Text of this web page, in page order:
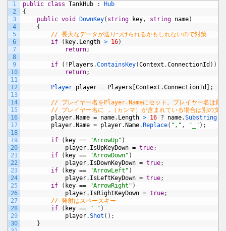
1
2
3
4
5
6
7
8
9
10
11
12
13
14
15
16
17
18
19
20
21
22
23
24
25
26
27
28
29
30
public class TankHub :
Hub
{
public void DownKey( string key, string name)
{
// 長大なデータが送りつけられるかもしれないので対策
if
( key. Length > 16)
return;
if ( ! Players .ContainsKey(Context .ConnectionId ) )
return;
Player player = Players Context .ConnectionId ;
// プレイヤー名をPlayer.Nameにセット。プレイヤー名は最
// プレイヤー名に ,（カンマ）が含まれている場合は別の文
player. Name = name. Length > 16 ? name.Substring
player. Name = player. Name. Replace( "," , "_" ) ;
if ( key == "ArrowUp" )
player. IsUpKeyDown = true;
if
( key == "ArrowDown" )
player. IsDownKeyDown = true;
if
( key == "ArrowLeft" )
player. IsLeftKeyDown = true;
if
( key == "ArrowRight" )
player. IsRightKeyDown = true;
// 発射はスペースキー
if
( key == " " )
player.Shot ( ) ;
}